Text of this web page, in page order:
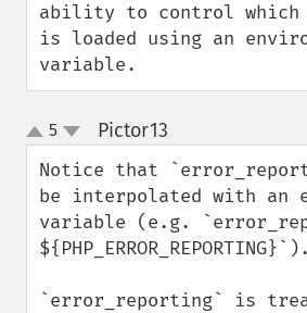
ability to control
is loaded using an
variable.
up
down
5 Pictor13
Notice that
be interpolated with an
variable (e.g.
${PHP_ERROR_REPORTING}`).
`error_reporting` is